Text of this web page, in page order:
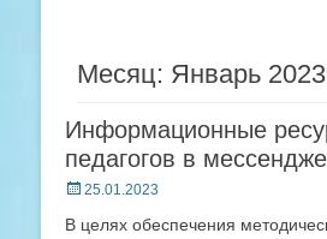
Месяц: Январь 2023
Информационные
педагогов в
Posted
25.01.2023
В целях обеспечения